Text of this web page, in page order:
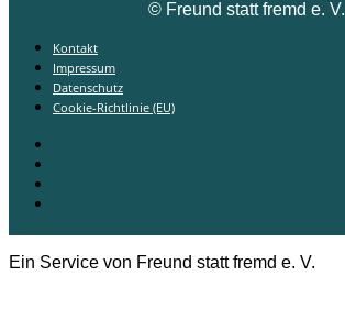
©Freund statt fremd e. V.
Kontakt
Impressum
Datenschutz
Cookie-Richtlinie (EU)
Ein Service von Freund statt fremd e. V.